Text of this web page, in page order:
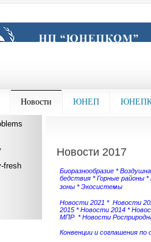
Новости ЮНЕП
Новости 2017
Биоразнообразие *
бедствия *Горные районы *
зоны *Экосистемы
Новости 2021 * Новости
2015*Новости 2014 *
МПР*Новости
Конвенции и соглашения по